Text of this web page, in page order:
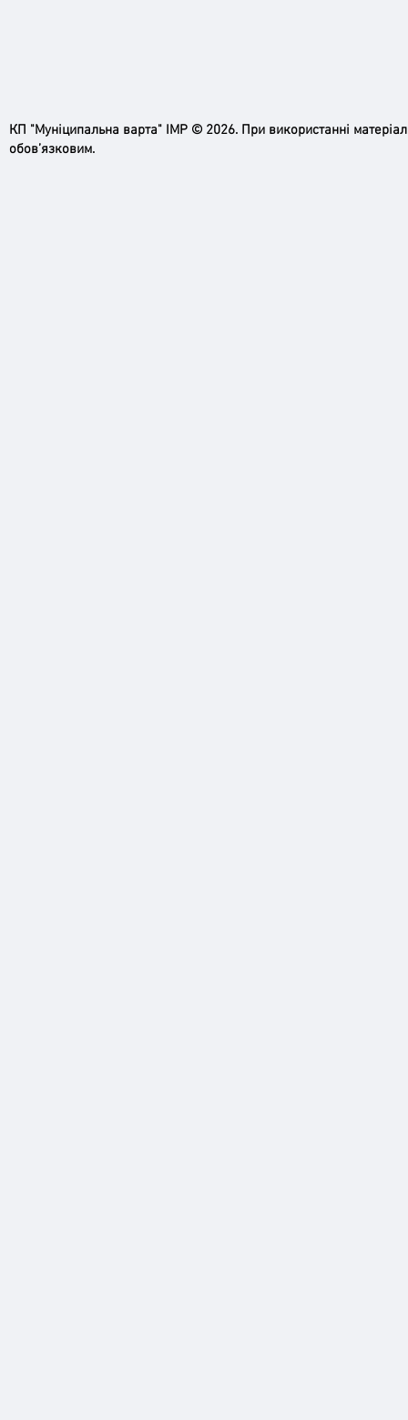
КП "Муніципальна варта" ІМР © 2026. При використанні
обов’язковим.